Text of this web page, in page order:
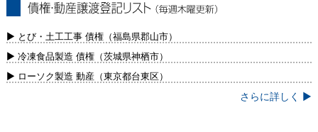
新）
▶ とび・土工工事 債権（福島県郡山市）
▶ 冷凍食品製造 債権（茨城県神栖市）
▶ ローソク製造 動産（東京都台東区）
さらに詳しく ▶